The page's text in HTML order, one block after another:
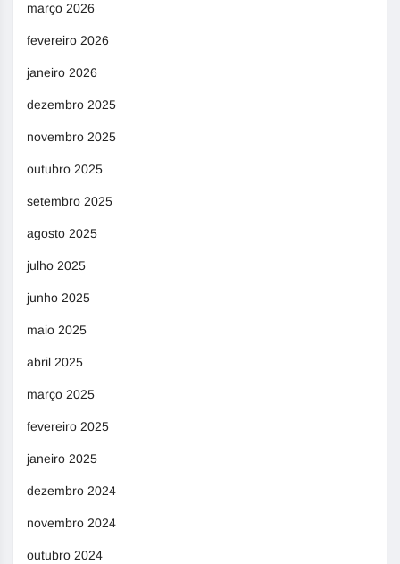
março 2026
fevereiro 2026
janeiro 2026
dezembro 2025
novembro 2025
outubro 2025
setembro 2025
agosto 2025
julho 2025
junho 2025
maio 2025
abril 2025
março 2025
fevereiro 2025
janeiro 2025
dezembro 2024
novembro 2024
outubro 2024